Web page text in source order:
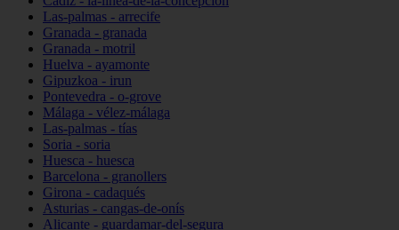
Las-palmas - arrecife
Granada - granada
Granada - motril
Huelva - ayamonte
Gipuzkoa - irun
Pontevedra - o-grove
Málaga - vélez-málaga
Las-palmas - tías
Soria - soria
Huesca - huesca
Barcelona - granollers
Girona - cadaqués
Asturias - cangas-de-onís
Alicante - guardamar-del-segura